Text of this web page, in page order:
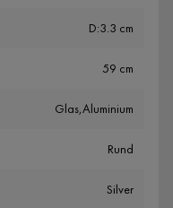
D:3.3 cm
59 cm
Glas,Aluminium
Rund
Silver